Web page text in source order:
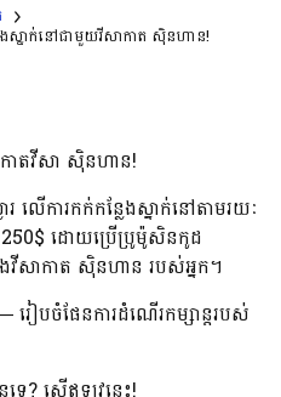
ែងស្នាក់នៅជាមួយវីសាកាត ស៊ិនហាន!
កាតវីសា ស៊ិនហាន!
លើការកក់កន្លែងស្នាក់នៅតាមរយៈ
ដោយប្រើប្រូម៉ូសិនកូដ
សាកាត ស៊ិនហាន របស់អ្នក។
រៀបចំផែនការដំណើរកម្សាន្តរបស់